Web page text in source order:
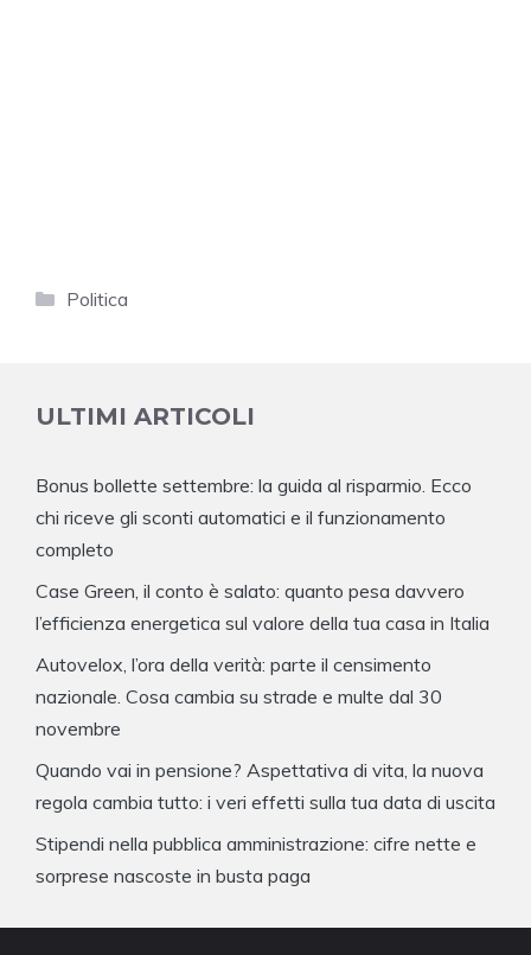
Categorie
Politica
ULTIMI ARTICOLI
Bonus bollette settembre: la guida al risparmio. Ecco
chi riceve gli sconti automatici e il funzionamento
completo
Case Green, il conto è salato: quanto pesa davvero
l’efficienza energetica sul valore della tua casa in Italia
Autovelox, l’ora della verità: parte il censimento
nazionale. Cosa cambia su strade e multe dal 30
novembre
Quando vai in pensione? Aspettativa di vita, la nuova
regola cambia tutto: i veri effetti sulla tua data di uscita
Stipendi nella pubblica amministrazione: cifre nette e
sorprese nascoste in busta paga